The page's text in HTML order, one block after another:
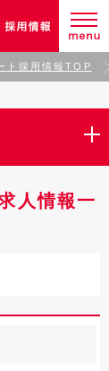
ト採用情報TOP
人情報一